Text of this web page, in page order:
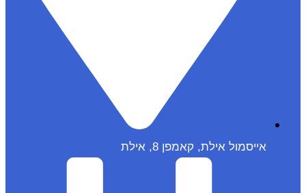
אייסמול אילת, קאמפן 8, אילת